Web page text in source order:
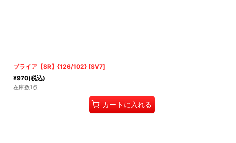
ブライア【SR】{126/102} [SV7]
¥970(税込)
在庫数1点
カートに入れる